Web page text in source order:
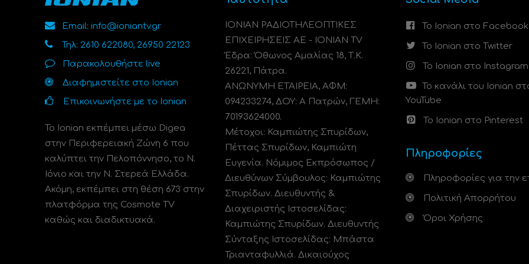
Email: info@ioniantv.gr
Τηλ: 2610 622080, 26950 22123
Παρακολουθήστε live
Διαφημιστείτε στο Ionian
Επικοινωνήστε με το Ionian
Το Ionian εκπέμπει μέσω Digea
στην Περιφερειακή Ζώνη 6 που
καλύπτει την Πελοπόννησο, το N.
Ιόνιο και την Ν. Στερεά Ελλάδα.
Ακόμη, εκπέμπει στη θέση 673 στην
πλατφόρμα της Cosmote TV
καθώς και διαδικτυακά.
ΙΟΝΙΑΝ ΡΑΔΙΟΤΗΛΕΟΠΤΙΚΕΣ
ΕΠΙΧΕΙΡΗΣΕΙΣ ΑΕ - IONIAN TV
Έδρα: Όθωνος Αμαλίας 18, Τ.Κ.
26221, Πάτρα.
ΑΝΩΝΥΜΗ ΕΤΑΙΡΕΙΑ, ΑΦΜ:
094233274, ΔΟΥ: A Πατρών, ΓΕΜΗ:
70193624000.
Μέτοχοι: Καμπιώτης Σπυρίδων,
Πέττας Σπυρίδων, Καμπιώτη
Ευγενία. Νόμιμος Εκπρόσωπος /
Διευθύνων Σύμβουλος: Καμπιώτης
Σπυρίδων. Διευθυντής &
Διαχειριστής Ιστοσελίδας:
Καμπιώτης Σπυρίδων. Διευθυντής
Σύνταξης Ιστοσελίδας: Μπάστα
Τριανταφυλλιά. Δικαιούχος
Το Ionian στο Facebook
Το Ionian στο Twitter
Το Ionian στο Instagram
Το κανάλι του Ionian
YouTube
Το Ionian στο Pinterest
Πληροφορίες
Πληροφορίες για την
Πολιτική Απορρήτου
Όροι Χρήσης